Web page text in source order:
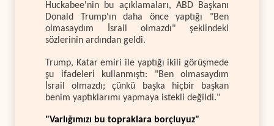
Huckabee'nin bu açıklamaları, ABD Başkanı
Donald Trump'ın daha önce yaptığı "Ben
olmasaydım İsrail olmazdı" şeklindeki
sözlerinin ardından geldi.
Trump, Katar emiri ile yaptığı ikili görüşmede
şu ifadeleri kullanmıştı: "Ben olmasaydım
İsrail olmazdı; çünkü başka hiçbir başkan
benim yaptıklarımı yapmaya istekli değildi."
"Varlığımızı bu topraklara borçluyuz"